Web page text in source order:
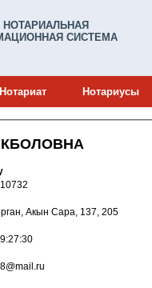
НОТАРИАЛЬНАЯ
СИСТЕМА
Нотариат Нотариусы
лицензии: 18010732
Акын Сара, 137, 205
9:27:30